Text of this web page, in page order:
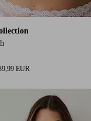
EUR